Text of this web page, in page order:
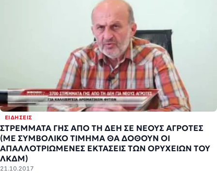
ΕΙΔΉΣΕΙΣ
ΣΤΡΕΜΜΑΤΑ ΓΗΣ ΑΠΟ ΤΗ ΔΕΗ ΣΕ ΝΕΟΥΣ ΑΓΡΟΤΕΣ
(ΜΕ ΣΥΜΒΟΛΙΚΟ ΤΙΜΗΜΑ ΘΑ ΔΟΘΟΥΝ ΟΙ
ΑΠΑΛΛΟΤΡΙΩΜΕΝΕΣ ΕΚΤΑΣΕΙΣ ΤΩΝ ΟΡΥΧΕΙΩΝ ΤΟΥ
ΛΚΔΜ)
21.10.2017